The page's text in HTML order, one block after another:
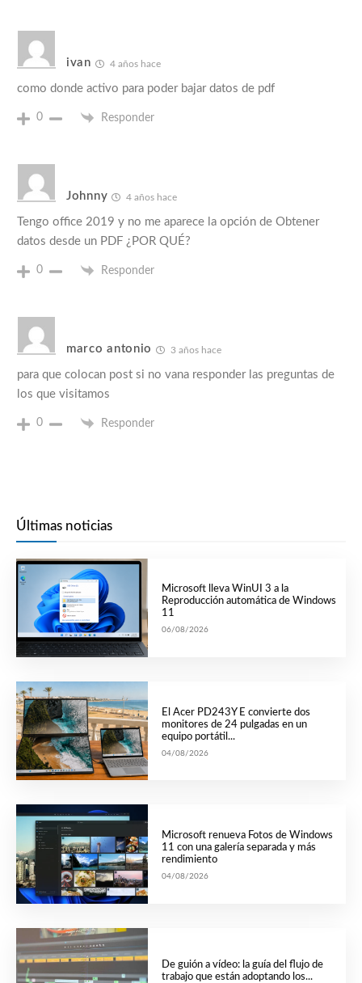
ivan 4 años hace
como donde activo para poder bajar datos de pdf
0 Responder
Johnny 4 años hace
Tengo office 2019 y no me aparece la opción de Obtener
datos desde un PDF ¿POR QUÉ?
0 Responder
marco antonio 3 años hace
para que colocan post si no vana responder las preguntas de
los que visitamos
0 Responder
Últimas noticias
Microsoft lleva WinUI 3 a la
Reproducción automática de Windows
11
06/08/2026
El Acer PD243Y E convierte dos
monitores de 24 pulgadas en un
equipo portátil...
04/08/2026
Microsoft renueva Fotos de Windows
11 con una galería separada y más
rendimiento
04/08/2026
De guión a vídeo: la guía del flujo de
trabajo que están adoptando los...